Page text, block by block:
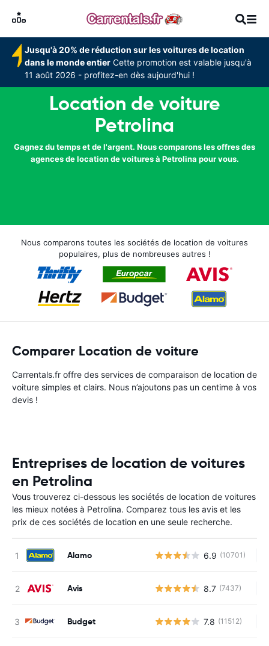
Jusqu'à 20% de réduction sur les voitures de location
dans le monde entier Cette promotion est valable jusqu'à
11 août 2026 - profitez-en dès aujourd'hui !
Location de voiture
Petrolina
Gagnez du temps et de l'argent. Nous comparons les offres des
agences de location de voitures à Petrolina pour vous.
Nous comparons toutes les sociétés de location de voitures
populaires, plus de nombreuses autres !
Comparer Location de voiture
Carrentals.fr offre des services de comparaison de location de
voiture simples et clairs. Nous n’ajoutons pas un centime à vos
devis !
Entreprises de location de voitures
en Petrolina
Vous trouverez ci-dessous les sociétés de location de voitures
les mieux notées à Petrolina. Comparez tous les avis et les
prix de ces sociétés de location en une seule recherche.
Alamo 6.9 (10701)
Avis 8.7 (7437)
Budget 7.8 (11512)